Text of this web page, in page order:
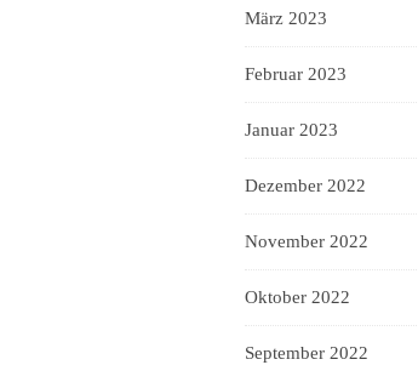
März 2023
Februar 2023
Januar 2023
Dezember 2022
November 2022
Oktober 2022
September 2022